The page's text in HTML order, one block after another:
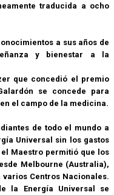
traducida a ocho
a sus años de
y bienestar a la
que concedió el premio
se concede para
el campo de la medicina.
de todo el mundo a
Universal sin los gastos
Maestro permitió que los
Melbourne (Australia),
Centros Nacionales.
la Energía Universal se